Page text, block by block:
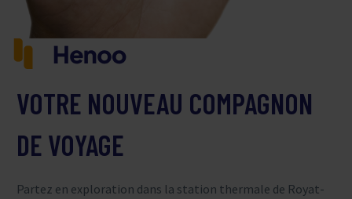
VOTRE NOUVEAU COMPAGNON
DE VOYAGE
Partez en exploration dans la station thermale de Royat-